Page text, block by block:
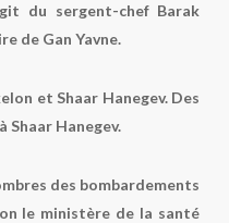
du sergent-chef Barak
de Gan Yavne.
et Shaar Hanegev. Des
Shaar Hanegev.
des bombardements
le ministère de la santé